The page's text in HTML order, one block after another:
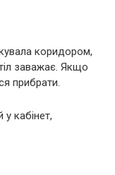
коридором,
заважає. Якщо
прибрати.
у кабінет,